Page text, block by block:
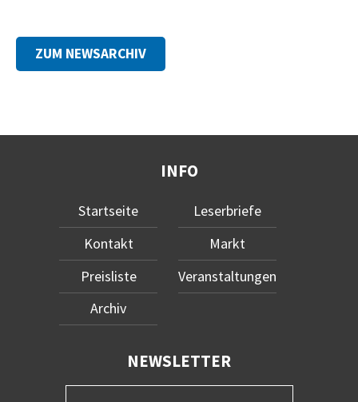
ZUM NEWSARCHIV
INFO
Startseite
Kontakt
Preisliste
Archiv
Leserbriefe
Markt
Veranstaltungen
NEWSLETTER